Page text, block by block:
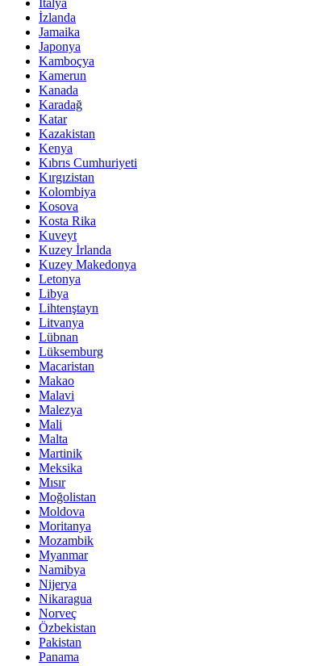
İzlanda
Jamaika
Japonya
Kamboçya
Kamerun
Kanada
Karadağ
Katar
Kazakistan
Kenya
Kıbrıs Cumhuriyeti
Kırgızistan
Kolombiya
Kosova
Kosta Rika
Kuveyt
Kuzey İrlanda
Kuzey Makedonya
Letonya
Libya
Lihtenştayn
Litvanya
Lübnan
Lüksemburg
Macaristan
Makao
Malavi
Malezya
Mali
Malta
Martinik
Meksika
Mısır
Moğolistan
Moldova
Moritanya
Mozambik
Myanmar
Namibya
Nijerya
Nikaragua
Norveç
Özbekistan
Pakistan
Panama